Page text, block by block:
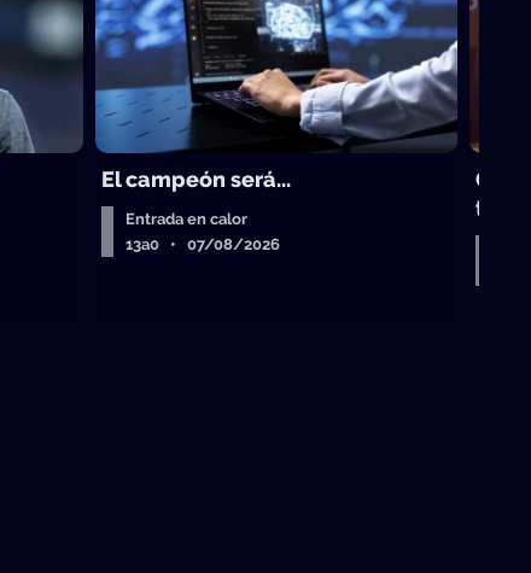
El campeón será...
Entrada en calor
13a0 • 07/08/2026